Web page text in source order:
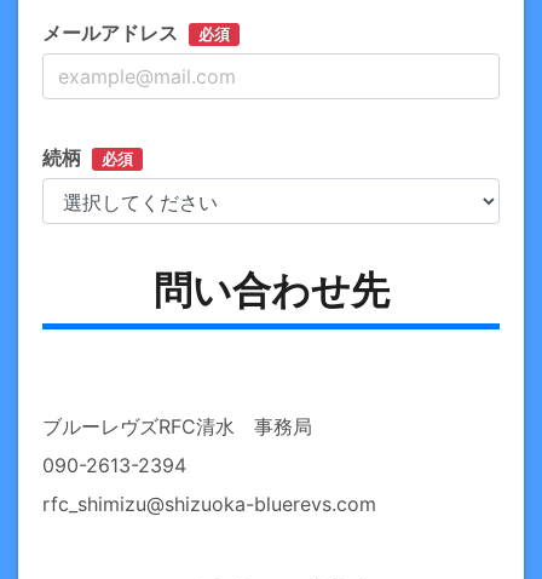
メールアドレス 必須
続柄 必須
問い合わせ先
ブルーレヴズRFC清水 事務局
090-2613-2394
rfc_shimizu@shizuoka-bluerevs.com